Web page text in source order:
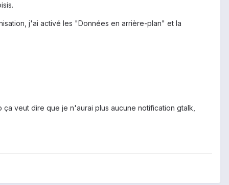
j'ai activé les "Données en arrière-plan" et la
veut dire que je n'aurai plus aucune notification gtalk,